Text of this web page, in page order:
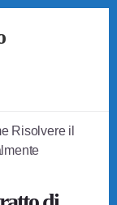
Risolvere il